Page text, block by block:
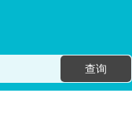
查询